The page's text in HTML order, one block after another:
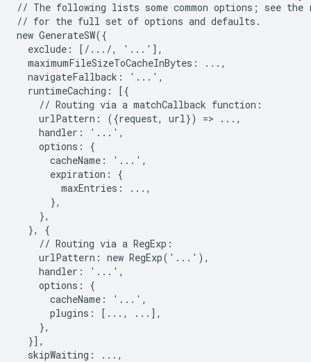
// The following lists some common options; see the
// for the full set of options and defaults.
new GenerateSW({
  exclude: [/.../, '...'],
  maximumFileSizeToCacheInBytes: ...,
  navigateFallback: '...',
  runtimeCaching: [{
    // Routing via a matchCallback function:
    urlPattern: ({request, url}) => ...,
    handler: '...',
    options: {
      cacheName: '...',
      expiration: {
        maxEntries: ...,
      },
    },
  }, {
    // Routing via a RegExp:
    urlPattern: new RegExp('...'),
    handler: '...',
    options: {
      cacheName: '...',
      plugins: [..., ...],
    },
  }],
  skipWaiting: ...,